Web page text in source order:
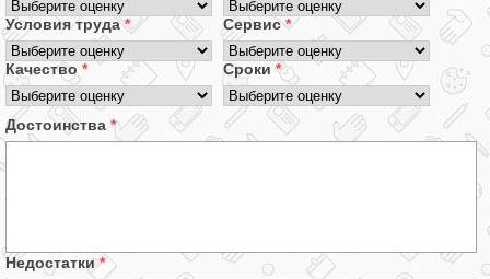
Условия труда * Сервис*
Качество * Сроки *
Достоинства *
Недостатки*